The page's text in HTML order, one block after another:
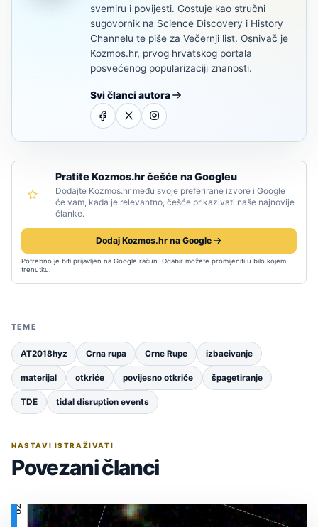
svemiru i povijesti. Gostuje kao stručni
sugovornik na Science Discovery i History
Channelu te piše za Večernji list. Osnivač je
Kozmos.hr, prvog hrvatskog portala
posvećenog popularizaciji znanosti.
Svi članci autora
Pratite Kozmos.hr češće na Googleu
Dodajte Kozmos.hr među svoje preferirane izvore i Google
će vam, kada je relevantno, češće prikazivati naše najnovije
članke.
Dodaj Kozmos.hr na Google
Potrebno je biti prijavljen na Google račun. Odabir možete promijeniti u bilo kojem
trenutku.
TEME
AT2018hyz Crna rupa Crne Rupe izbacivanje
materijal otkriće povijesno otkriće špagetiranje
TDE tidal disruption events
NASTAVI ISTRAŽIVATI
Povezani članci